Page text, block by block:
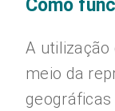
Como
A utilização
meio da